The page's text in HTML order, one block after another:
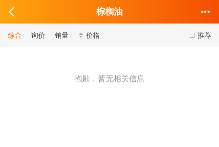
棕榈油
推荐
综合 询价 销量 价格
抱歉，暂无相关信息